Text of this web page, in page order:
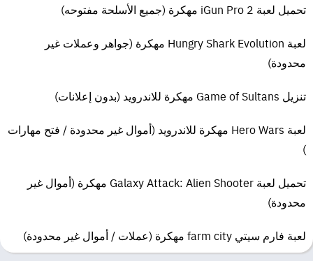
يتطلب معالج ونظام تشغيل 64 بت
نظام التشغيل: 64 بت Windows 7 و Windows 8 و Windows 10
الذاكرة: 4 جيجا بايت رام
7770 أو أفضل
الشبكة: اتصال إنترنت واسع النطاق
تحميل لعبة iGun Pro 2 مهكرة (جميع الأسلحة مفتوحه)
لعبة Hungry Shark Evolution مهكرة (جواهر وعملات غير
محدودة)
تنزيل Game of Sultans مهكرة للاندرويد (بدون إعلانات)
لعبة Hero Wars مهكرة للاندرويد (أموال غير محدودة / فتح مهارات
)
تحميل لعبة Galaxy Attack: Alien Shooter مهكرة (أموال غير
محدودة)
لعبة فارم سيتي farm city مهكرة (عملات / أموال غير محدودة)